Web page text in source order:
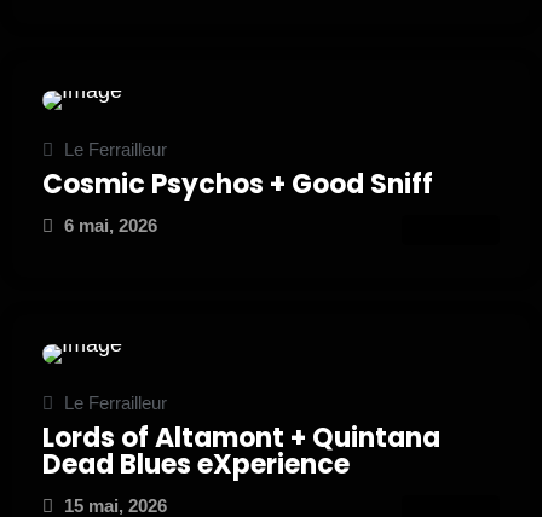
Le Ferrailleur
Cosmic Psychos + Good Sniff
6 mai, 2026
Le Ferrailleur
Lords of Altamont + Quintana
Dead Blues eXperience
15 mai, 2026